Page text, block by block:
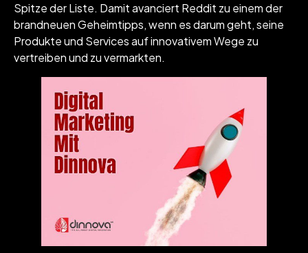
Spitze der Liste. Damit avanciert Reddit zu einem der
brandneuen Geheimtipps, wenn es darum geht, seine
Produkte und Services auf innovativem Wege zu
vertreiben und zu vermarkten.